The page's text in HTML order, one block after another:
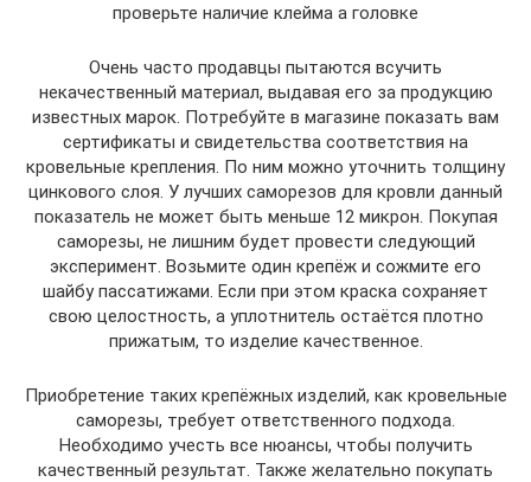
проверьте наличие клейма а головке
Очень часто продавцы пытаются всучить
некачественный материал, выдавая его за продукцию
известных марок. Потребуйте в магазине показать вам
сертификаты и свидетельства соответствия на
кровельные крепления. По ним можно уточнить толщину
цинкового слоя. У лучших саморезов для кровли данный
показатель не может быть меньше 12 микрон. Покупая
саморезы, не лишним будет провести следующий
эксперимент. Возьмите один крепёж и сожмите его
шайбу пассатижами. Если при этом краска сохраняет
свою целостность, а уплотнитель остаётся плотно
прижатым, то изделие качественное.
Приобретение таких крепёжных изделий, как кровельные
саморезы, требует ответственного подхода.
Необходимо учесть все нюансы, чтобы получить
качественный результат. Также желательно покупать